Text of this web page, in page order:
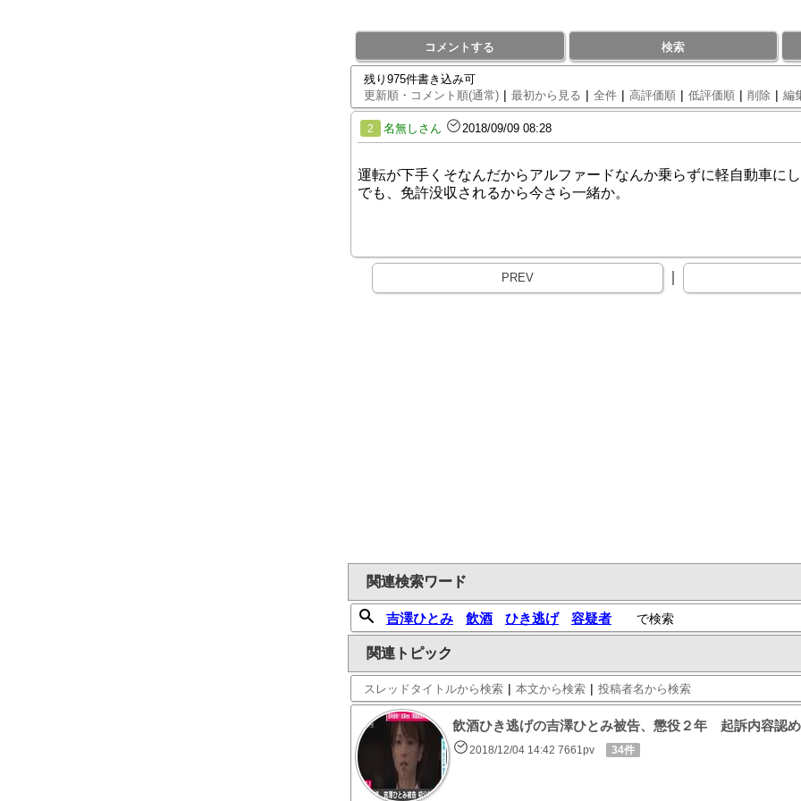
コメントする 検索
残り975件書き込み可
更新順・コメント順(通常) | 最初から見る | 全件 | 高評価順 | 低評価順 | 削除 | 編
2 名無しさん 2018/09/09 08:28
運転が下手くそなんだからアルファードなんか乗らずに軽自動車にし
でも、免許没収されるから今さら一緒か。
PREV
関連検索ワード
吉澤ひとみ 飲酒 ひき逃げ 容疑者 で検索
関連トピック
スレッドタイトルから検索 | 本文から検索 | 投稿者名から検索
飲酒ひき逃げの吉澤ひとみ被告、懲役２年 起訴内容認
2018/12/04 14:42 7661pv 34件